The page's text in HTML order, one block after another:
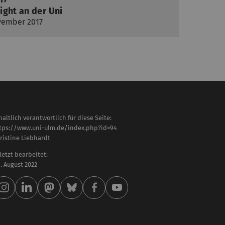
an der Uni
2017
verantwortlich für diese Seite:
www.uni-ulm.de/index.php?id=94
Liebhardt
bearbeitet:
August 2022